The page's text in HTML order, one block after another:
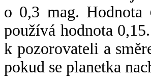
o 0,3 mag. Hodnota
používá hodnota
k pozorovateli a
pokud se planetka